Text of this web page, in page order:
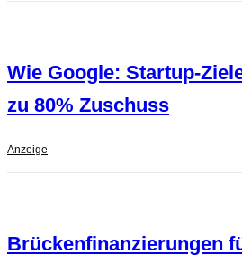
Wie Google: Startup-
zu 80% Zuschuss
Anzeige
Brückenfinanzierungen